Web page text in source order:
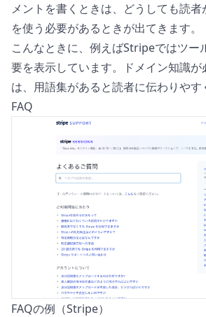
メントを書くときは、どうしても読
を使う必要があるときが出てきます。
こんなときに、例えばStripeではツー
要を表示しています。ドメイン知識が
は、用語集があると読者に伝わりやす
FAQ
FAQの例（Stripe）